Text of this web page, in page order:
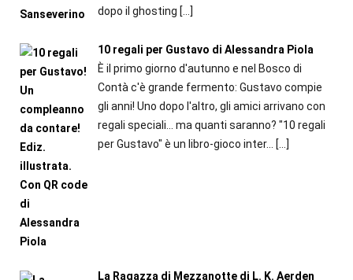
dopo il ghosting […]
10 regali per Gustavo di Alessandra Piola
È il primo giorno d'autunno e nel Bosco di
Contà c'è grande fermento: Gustavo compie
gli anni! Uno dopo l'altro, gli amici arrivano con
regali speciali... ma quanti saranno? "10 regali
per Gustavo" è un libro-gioco inter...
[…]
La Ragazza di Mezzanotte di L. K. Aerden